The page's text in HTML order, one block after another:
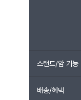
스탠드/암 기능
배송/혜택